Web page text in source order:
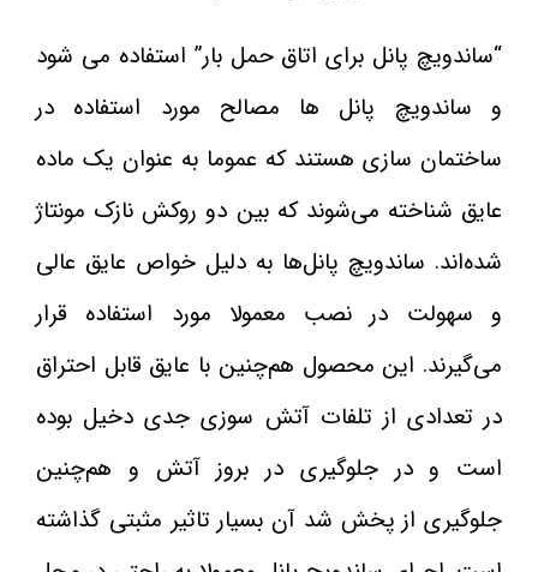
“ساندویچ پانل برای اتاق حمل بار” استفاده می شود
و ساندویچ پانل ها مصالح مورد استفاده در
ساختمان سازی هستند که عموما به عنوان یک ماده
عایق شناخته می‌شوند که بین دو روکش نازک مونتاژ
شده‌اند. ساندویچ پانل‌ها به دلیل خواص عایق عالی
و سهولت در نصب معمولا مورد استفاده قرار
می‌گیرند. این محصول هم‌چنین با عایق قابل احتراق
در تعدادی از تلفات آتش سوزی جدی دخیل بوده
است و در جلوگیری در بروز آتش و هم‌چنین
جلوگیری از پخش شد آن بسیار تاثیر مثبتی گذاشته